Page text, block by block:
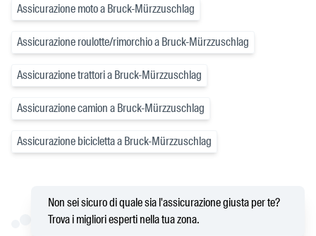
Assicurazione moto a Bruck-Mürzzuschlag
Assicurazione roulotte/rimorchio a Bruck-Mürzzuschlag
Assicurazione trattori a Bruck-Mürzzuschlag
Assicurazione camion a Bruck-Mürzzuschlag
Assicurazione bicicletta a Bruck-Mürzzuschlag
Non sei sicuro di quale sia l'assicurazione giusta per te?
Trova i migliori esperti nella tua zona.